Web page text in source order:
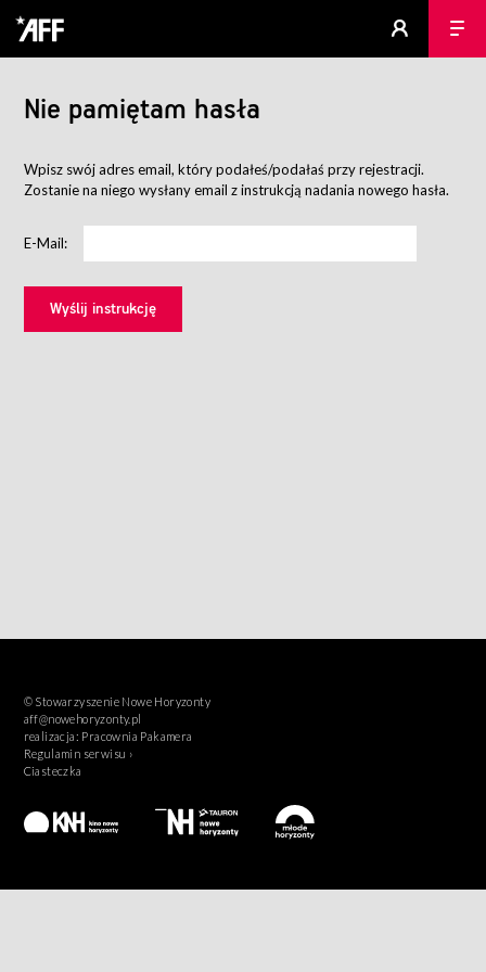
Nie pamiętam hasła
Wpisz swój adres email, który podałeś/podałaś przy rejestracji.
Zostanie na niego wysłany email z instrukcją nadania nowego hasła.
E-Mail:
© Stowarzyszenie Nowe Horyzonty
aff@nowehoryzonty.pl
realizacja: Pracownia Pakamera
Regulamin serwisu ›
Ciasteczka